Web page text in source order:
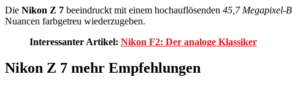
Die Nikon Z 7 beeindruckt mit einem hochauflösenden 45,7 Megapixel-
Nuancen farbgetreu wiederzugeben.
Interessanter Artikel: Nikon F2: Der analoge Klassiker
Nikon Z 7 mehr Empfehlungen